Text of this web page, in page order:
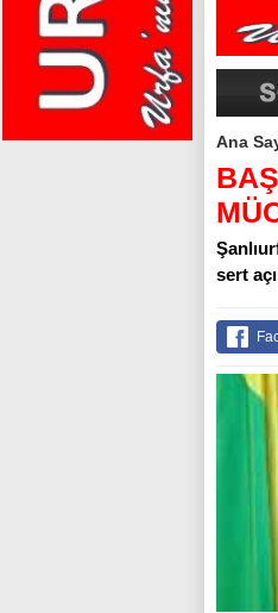
Ana
sert